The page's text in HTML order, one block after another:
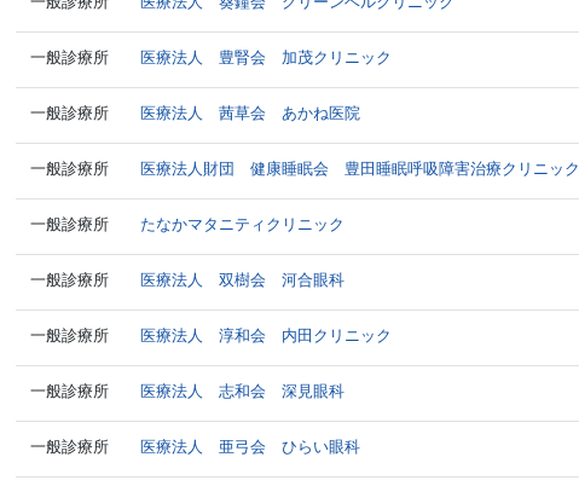
一般診療所 医療法人 豊腎会 加茂クリニック
一般診療所 医療法人 茜草会 あかね医院
一般診療所 医療法人財団 健康睡眠会 豊田睡眠呼吸障害治療クリニック
一般診療所 たなかマタニティクリニック
一般診療所 医療法人 双樹会 河合眼科
一般診療所 医療法人 淳和会 内田クリニック
一般診療所 医療法人 志和会 深見眼科
一般診療所 医療法人 亜弓会 ひらい眼科